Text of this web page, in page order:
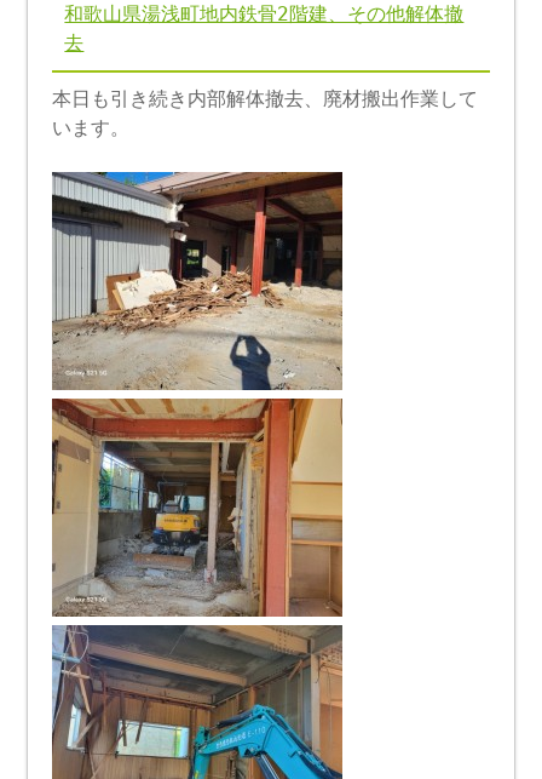
和歌山県湯浅町地内鉄骨2階建、その他解体撤
去
本日も引き続き内部解体撤去、廃材搬出作業して
います。